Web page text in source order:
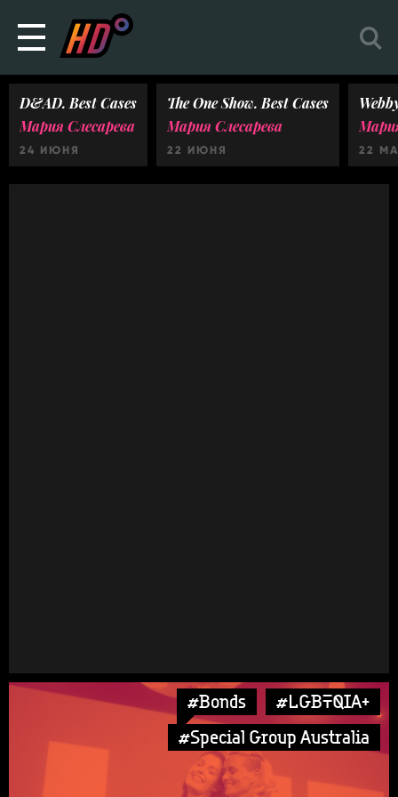
D&AD. Best Cases
Мария Слесарева
24 ИЮНЯ
The One Show. Best Cases
Мария Слесарева
22 ИЮНЯ 22
#Bonds
#LGBTQIA+
#Special Group Australia